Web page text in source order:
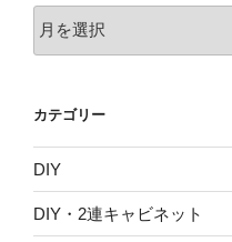
ー
ブ
カテゴリー
DIY
DIY・2連キャビネット